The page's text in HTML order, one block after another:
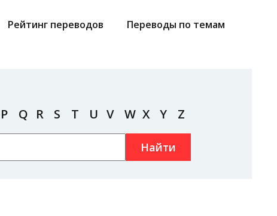
Рейтинг переводов Переводы по темам
P Q R S T U V W X Y Z
Найти